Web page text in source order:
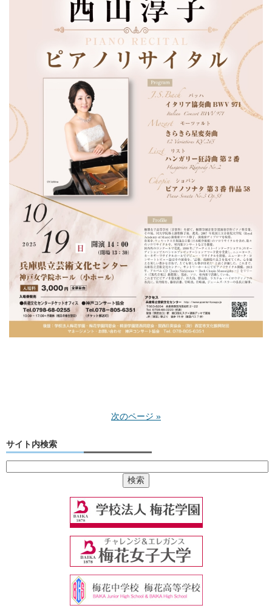
次のページ »
サイト内検索